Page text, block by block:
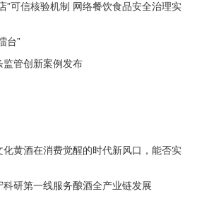
”可信核验机制 网络餐饮食品安全治理实
台”
监管创新案例发布
黄酒在消费觉醒的时代新风口，能否实
研第一线服务酿酒全产业链发展